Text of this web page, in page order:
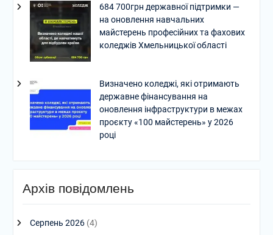
684 700грн державної підтримки —
на оновлення навчальних
майстерень професійних та фахових
коледжів Хмельницької області
Визначено коледжі, які отримають
державне фінансування на
оновлення інфраструктури в межах
проєкту «100 майстерень» у 2026
році
Архів повідомлень
Серпень 2026(4)